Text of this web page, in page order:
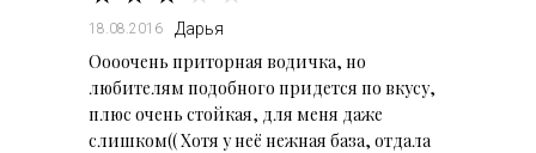
18.08.2016 Дарья
Оооочень приторная водичка, но
любителям подобного придется по вкусу,
плюс очень стойкая, для меня даже
слишком(( Хотя у неё нежная база, отдала